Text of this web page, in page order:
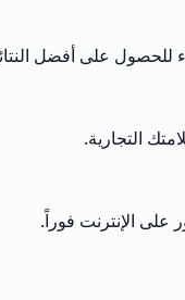
للحصول على أفضل
التجارية.
الإنترنت فوراً.